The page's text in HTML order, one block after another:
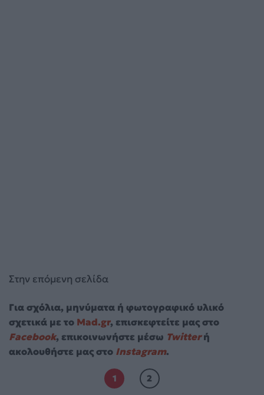
Στην επόμενη σελίδα
Για σχόλια, μηνύματα ή φωτογραφικό υλικό
σχετικά με το Mad.gr, επισκεφτείτε μας στο
Facebook, επικοινωνήστε μέσω Twitterή
ακολουθήστε μας στο Instagram.
1 2